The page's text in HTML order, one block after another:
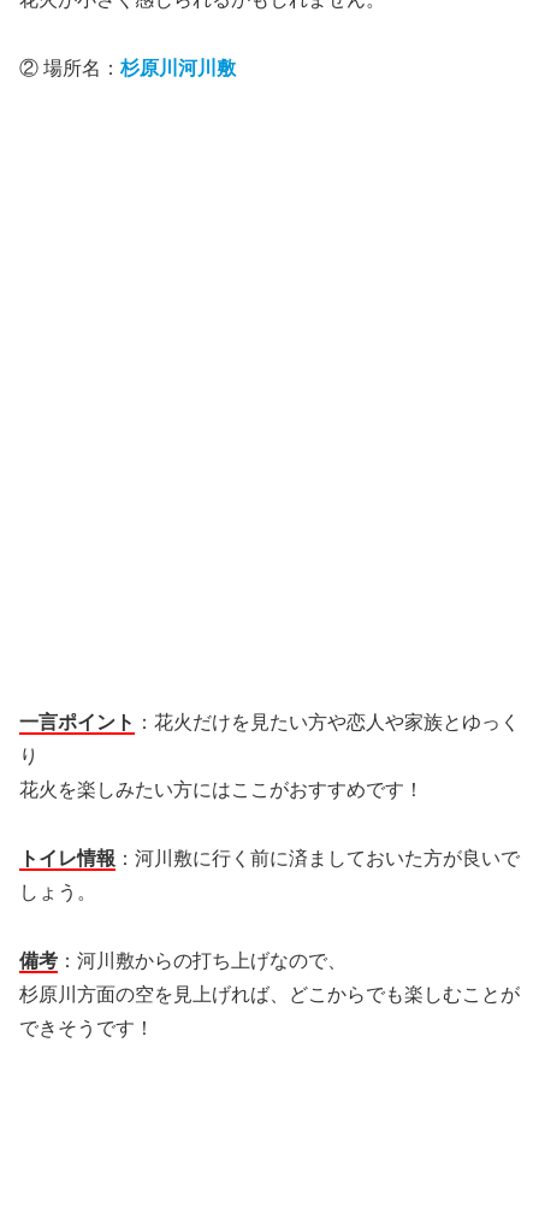
② 場所名： 杉原川河川敷
一言ポイント ：花火だけを見たい方や恋人や家族とゆっく
り
花火を楽しみたい方にはここがおすすめです！
トイレ情報 ：河川敷に行く前に済ましておいた方が良いで
しょう。
備考 ：河川敷からの打ち上げなので、
杉原川方面の空を見上げれば、どこからでも楽しむことが
できそうです！